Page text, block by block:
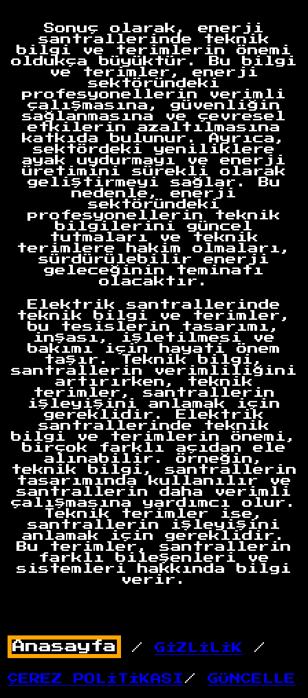
Sonuç olarak, enerji
santrallerinde teknik
bilgi ve terimlerin önemi
oldukça büyüktür. Bu bilgi
ve terimler, enerji
sektöründeki
profesyonellerin verimli
çalışmasına, güvenliğin
sağlanmasına ve çevresel
etkilerin azaltılmasına
katkıda bulunur. Ayrıca,
sektördeki yeniliklere
ayak uydurmayı ve enerji
üretimini sürekli olarak
geliştirmeyi sağlar. Bu
nedenle, enerji
sektöründeki
profesyonellerin teknik
bilgilerini güncel
tutmaları ve teknik
terimlere hakim olmaları,
sürdürülebilir enerji
geleceğinin teminatı
olacaktır.
Elektrik santrallerinde
teknik bilgi ve terimler,
bu tesislerin tasarımı,
inşası, işletilmesi ve
bakımı için hayati önem
taşır. Teknik bilgi,
santrallerin verimliliğini
artırırken, teknik
terimler, santrallerin
işleyişini anlamak için
gereklidir. Elektrik
santrallerinde teknik
bilgi ve terimlerin önemi,
birçok farklı açıdan ele
alınabilir. Örneğin,
teknik bilgi, santrallerin
tasarımında kullanılır ve
santrallerin daha verimli
çalışmasına yardımcı olur.
Teknik terimler ise,
santrallerin işleyişini
anlamak için gereklidir.
Bu terimler, santrallerin
farklı bileşenleri ve
sistemleri hakkında bilgi
verir.
/ GİZLİLİK /
ÇEREZ POLİTİKASI / GÜNCELLE